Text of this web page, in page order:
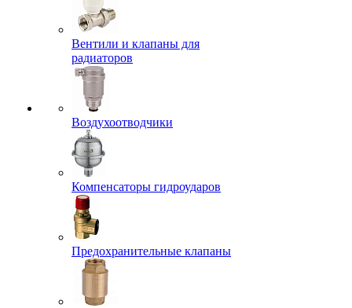
Вентили и клапаны для
радиаторов
Воздухоотводчики
Компенсаторы гидроударов
Предохранительные клапаны